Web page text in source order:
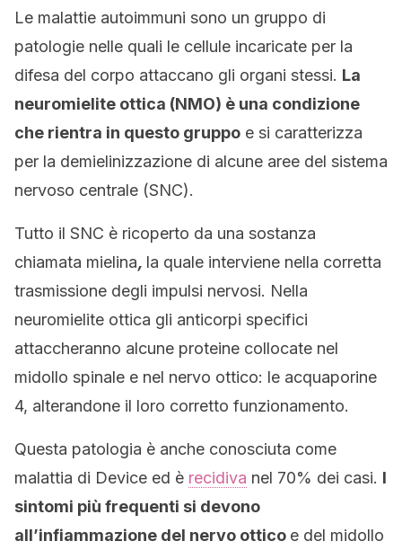
Le malattie autoimmuni sono un gruppo di
patologie nelle quali le cellule incaricate per la
difesa del corpo attaccano gli organi stessi. La
neuromielite ottica (NMO) è una condizione
che rientra in questo gruppo e si caratterizza
per la demielinizzazione di alcune aree del sistema
nervoso centrale (SNC).
Tutto il SNC è ricoperto da una sostanza
chiamata mielina, la quale interviene nella corretta
trasmissione degli impulsi nervosi. Nella
neuromielite ottica gli anticorpi specifici
attaccheranno alcune proteine collocate nel
midollo spinale e nel nervo ottico: le acquaporine
4, alterandone il loro corretto funzionamento.
Questa patologia è anche conosciuta come
malattia di Device ed è recidiva nel 70% dei casi. I
sintomi più frequenti si devono
all’infiammazione del nervo ottico e del midollo